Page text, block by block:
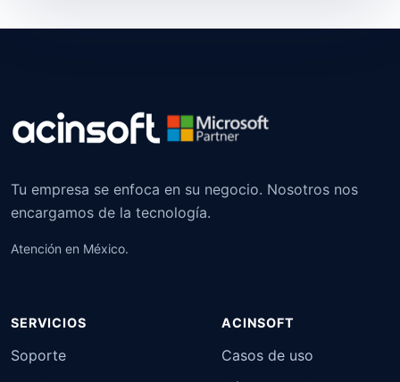
Tu empresa se enfoca en su negocio. Nosotros nos
encargamos de la tecnología.
Atención en México.
SERVICIOS
Soporte
ACINSOFT
Casos de uso